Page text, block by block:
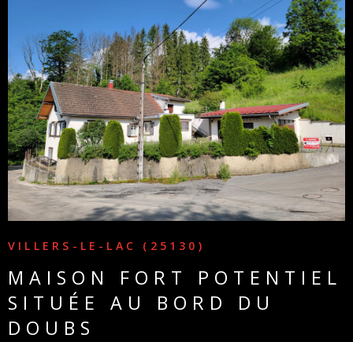
VILLERS-LE-LAC (25130)
MAISON FORT POTENTIEL
SITUÉE AU BORD DU
DOUBS
VOIR LE BIEN